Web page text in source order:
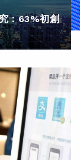
：63%初創